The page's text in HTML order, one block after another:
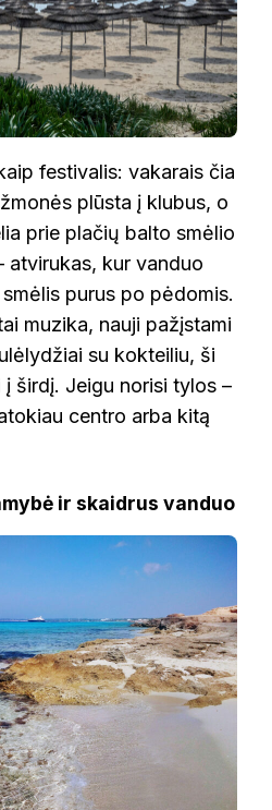
festivalis: vakarais čia
plūsta į klubus, o
prie plačių balto smėlio
atvirukas, kur vanduo
purus po pėdomis.
muzika, nauji pažįstami
su kokteiliu, ši
širdį. Jeigu norisi tylos –
centro arba kitą
ir skaidrus vanduo